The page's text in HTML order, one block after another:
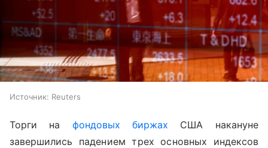
Источник: Reuters
Торги на фондовых биржах США накануне
завершились падением трех основных индексов